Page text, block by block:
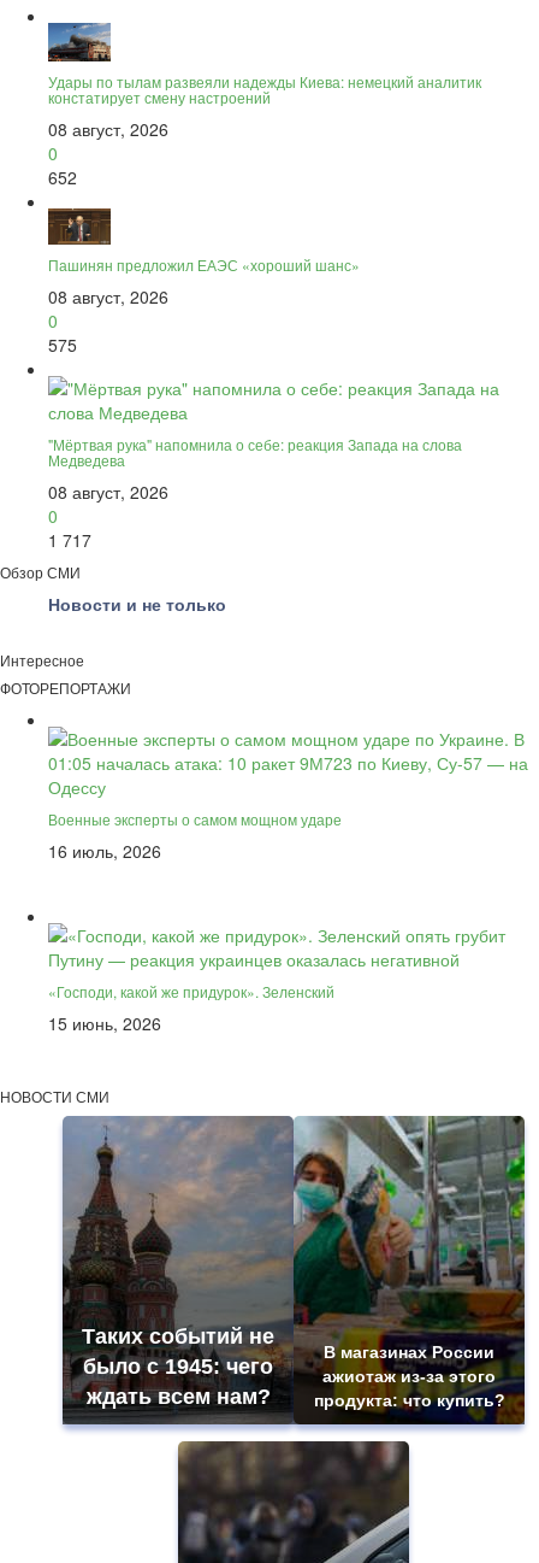
Удары по тылам развеяли надежды Киева: немецкий аналитик
констатирует смену настроений
08 август, 2026
0
652
Пашинян предложил ЕАЭС «хороший шанс»
08 август, 2026
0
575
"Мёртвая рука" напомнила о себе: реакция Запада на слова
Медведева
08 август, 2026
0
1 717
Обзор СМИ
Новости и не только
Интересное
ФОТОРЕПОРТАЖИ
Военные эксперты о самом мощном ударе
16 июль, 2026
«Господи, какой же придурок». Зеленский
15 июнь, 2026
НОВОСТИ СМИ
Таких событий не
было с 1945: чего
ждать всем нам?
В магазинах России
ажиотаж из-за этого
продукта: что купить?